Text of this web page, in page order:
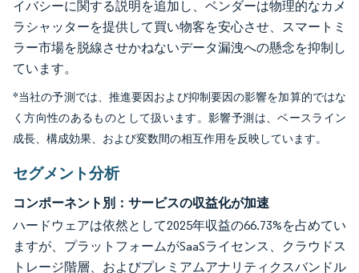
イバシーに関する説明を追加し、ベンダーは物理的なカメ
ラシャッターを提供して買い物客を安心させ、スマートミ
ラー市場を脱線させかねないデータ漏洩への懸念を抑制し
ています。
*当社の予測では、推進要因および抑制要因の影響を加算的ではな
く方向性のあるものとして扱います。影響予測は、ベースライン
成長、構成効果、および変数間の相互作用を反映しています。
セグメント分析
コンポーネント別：サービスの収益化が加速
ハードウェアは依然として2025年収益の66.73%を占めてい
ますが、プラットフォームがSaaSライセンス、クラウドス
トレージ階層、およびプレミアムアナリティクスバンドル